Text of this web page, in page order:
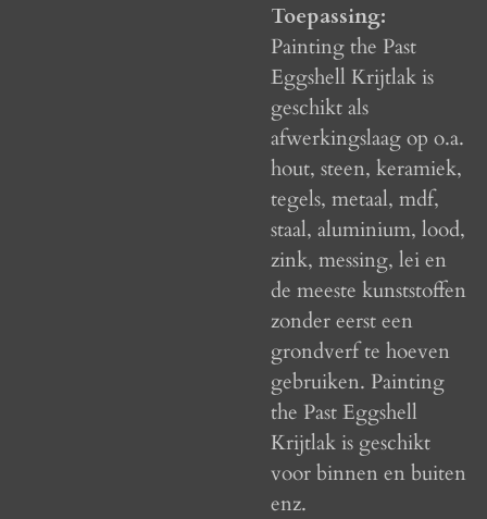
Toepassing:
Painting the Past
Eggshell Krijtlak is
geschikt als
afwerkingslaag op o.a.
hout, steen, keramiek,
tegels, metaal, mdf,
staal, aluminium, lood,
zink, messing, lei en
de meeste kunststoffen
zonder eerst een
grondverf te hoeven
gebruiken. Painting
the Past Eggshell
Krijtlak is geschikt
voor binnen en buiten
enz.